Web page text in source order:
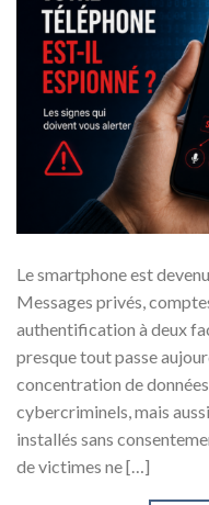
Le smartphone est
Messages privés,
authentification à deux
presque tout passe
concentration de
cybercriminels, mais
installés sans
de victimes ne […]